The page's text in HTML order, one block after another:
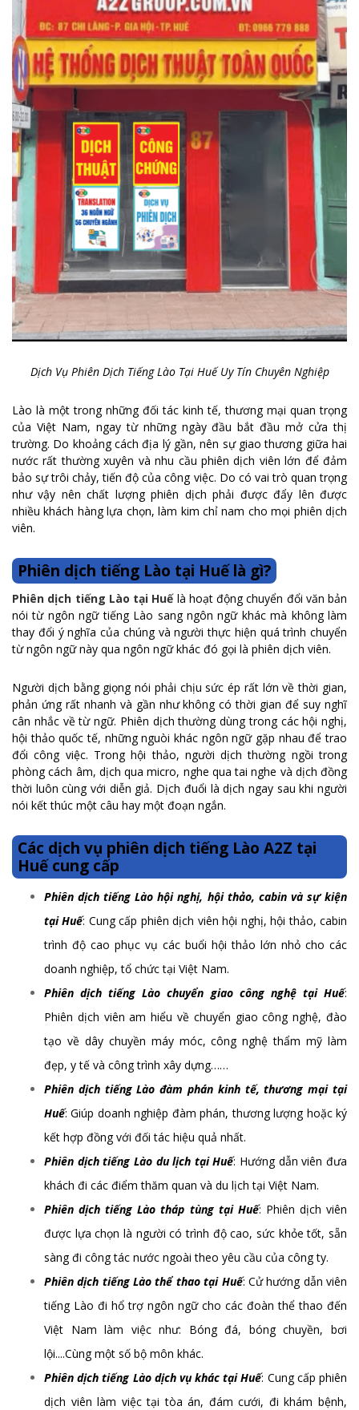
Dịch Vụ Phiên Dịch Tiếng Lào Tại Huế Uy Tín Chuyên Nghiệp
Lào là một trong những đối tác kinh tế, thương mại quan trọng
của Việt Nam, ngay từ những ngày đầu bắt đầu mở cửa thị
trường. Do khoảng cách địa lý gần, nên sự giao thương giữa hai
nước rất thường xuyên và nhu cầu phiên dịch viên lớn để đảm
bảo sự trôi chảy, tiến độ của công việc. Do có vai trò quan trọng
như vậy nên chất lượng phiên dịch phải được đẩy lên được
nhiều khách hàng lựa chọn, làm kim chỉ nam cho mọi phiên dịch
viên.
Phiên dịch tiếng Lào tại Huế là gì?
Phiên dịch tiếng Lào tại Huếlà hoạt động chuyển đổi văn bản
nói từ ngôn ngữ tiếng Lào sang ngôn ngữ khác mà không làm
thay đổi ý nghĩa của chúng và người thực hiện quá trình chuyển
từ ngôn ngữ này qua ngôn ngữ khác đó gọi là phiên dịch viên.
Người dịch bằng giọng nói phải chịu sức ép rất lớn về thời gian,
phản ứng rất nhanh và gần như không có thời gian để suy nghĩ
cân nhắc về từ ngữ. Phiên dịch thường dùng trong các hội nghị,
hội thảo quốc tế, những nguòi khác ngôn ngữ gặp nhau để trao
đổi công việc. Trong hội thảo, người dịch thường ngồi trong
phòng cách âm, dịch qua micro, nghe qua tai nghe và dịch đồng
thời luôn cùng với diễn giả. Dịch đuổi là dịch ngay sau khi người
nói kết thúc một câu hay một đoạn ngắn.
Các dịch vụ phiên dịch tiếng Lào A2Z tại
Huế cung cấp
Phiên dịch tiếng Lào hội nghị, hội thảo, cabin và sự kiện
tại Huế: Cung cấp phiên dịch viên hội nghị, hội thảo, cabin
trình độ cao phục vụ các buổi hội thảo lớn nhỏ cho các
doanh nghiệp, tổ chức tại Việt Nam.
Phiên dịch tiếng Lào chuyển giao công nghệ tại Huế:
Phiên dịch viên am hiểu về chuyển giao công nghệ, đào
tạo về dây chuyền máy móc, công nghệ thẩm mỹ làm
đẹp, y tế và công trình xây dựng……
Phiên dịch tiếng Lào đàm phán kinh tế, thương mại tại
Huế: Giúp doanh nghiệp đàm phán, thương lượng hoặc ký
kết hợp đồng với đối tác hiệu quả nhất.
Phiên dịch tiếng Lào du lịch tại Huế: Hướng dẫn viên đưa
khách đi các điểm thăm quan và du lịch tại Việt Nam.
Phiên dịch tiếng Lào tháp tùng tại Huế: Phiên dịch viên
được lựa chọn là người có trình độ cao, sức khỏe tốt, sẵn
sàng đi công tác nước ngoài theo yêu cầu của công ty.
Phiên dịch tiếng Lào thể thao tại Huế: Cử hướng dẫn viên
tiếng Lào đi hổ trợ ngôn ngữ cho các đoàn thể thao đến
Việt Nam làm việc như: Bóng đá, bóng chuyền, bơi
lội....Cùng một số bộ môn khác.
Phiên dịch tiếng Lào dịch vụ khác tại Huế: Cung cấp phiên
dịch viên làm việc tại tòa án, đám cưới, đi khám bệnh,